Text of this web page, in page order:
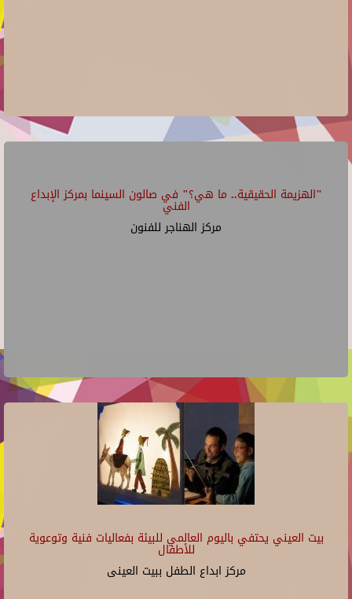
"الهزيمة الحقيقية.. ما هي؟" في صالون السينما بمركز الإبداع
الفني
مركز الهناجر للفنون
بيت العيني يحتفي باليوم العالمي للبيئة بفعاليات فنية وتوعوية
للأطفال
مركز ابداع الطفل ببيت العينى